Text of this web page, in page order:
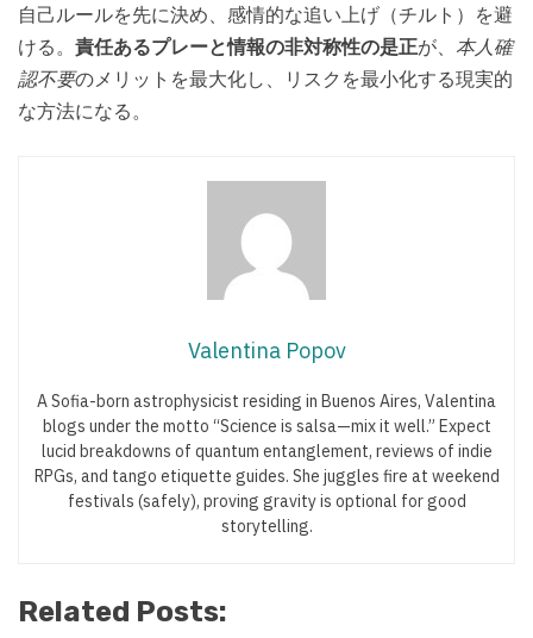
自己ルールを先に決め、感情的な追い上げ（チルト）を避
ける。 責任あるプレーと情報の非対称性の是正が、 本人確
認不要のメリットを最大化し、リスクを最小化する現実的
な方法になる。
Valentina Popov
A Sofia-born astrophysicist residing in Buenos Aires, Valentina
blogs under the motto “Science is salsa—mix it well.” Expect
lucid breakdowns of quantum entanglement, reviews of indie
RPGs, and tango etiquette guides. She juggles fire at weekend
festivals (safely), proving gravity is optional for good
storytelling.
Related Posts: